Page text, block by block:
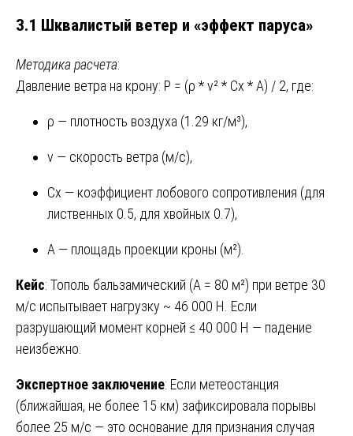
3.1 Шквалистый ветер и «эффект паруса»
Методика расчета:
Давление ветра на крону: P = (ρ * v² * Cx * A) / 2, где:
ρ — плотность воздуха (1.29 кг/м³),
v — скорость ветра (м/с),
Cx — коэффициент лобового сопротивления (для
лиственных 0.5, для хвойных 0.7),
A — площадь проекции кроны (м²).
Кейс: Тополь бальзамический (A = 80 м²) при ветре 30
м/с испытывает нагрузку ~ 46 000 Н. Если
разрушающий момент корней ≤ 40 000 Н — падение
неизбежно.
Экспертное заключение: Если метеостанция
(ближайшая, не более 15 км) зафиксировала порывы
более 25 м/с — это основание для признания случая